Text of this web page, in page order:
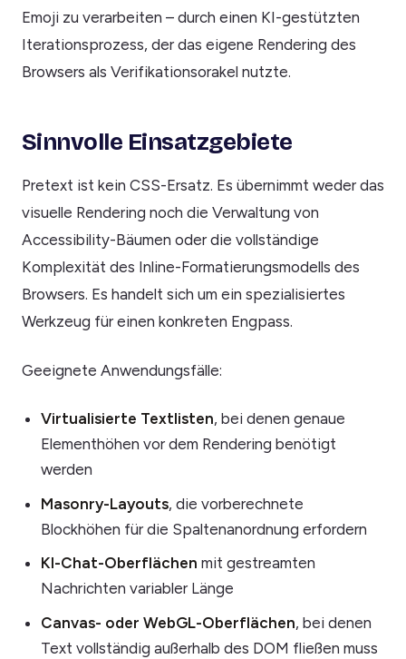
Emoji zu verarbeiten – durch einen KI-gestützten
Iterationsprozess, der das eigene Rendering des
Browsers als Verifikationsorakel nutzte.
Sinnvolle Einsatzgebiete
Pretext ist kein CSS-Ersatz. Es übernimmt weder das
visuelle Rendering noch die Verwaltung von
Accessibility-Bäumen oder die vollständige
Komplexität des Inline-Formatierungsmodells des
Browsers. Es handelt sich um ein spezialisiertes
Werkzeug für einen konkreten Engpass.
Geeignete Anwendungsfälle:
Virtualisierte Textlisten, bei denen genaue
Elementhöhen vor dem Rendering benötigt
werden
Masonry-Layouts, die vorberechnete
Blockhöhen für die Spaltenanordnung erfordern
KI-Chat-Oberflächen mit gestreamten
Nachrichten variabler Länge
Canvas- oder WebGL-Oberflächen, bei denen
Text vollständig außerhalb des DOM fließen muss